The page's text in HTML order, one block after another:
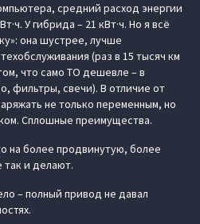
средний расход энергии
У гибрида – 21 кВт·ч. Но я всё
она шустрее, лучше
(раз в 15 тысяч км
что само ТО дешевле – в
фильтры, свечи). В отличие от
не только переменным, но
Сплошные преимущества.
на более продвинутую, более
и делают.
– полный привод не давал